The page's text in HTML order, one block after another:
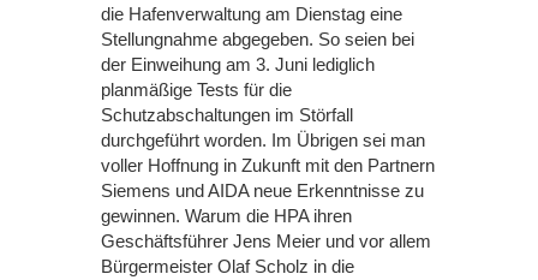
die Hafenverwaltung am Dienstag eine
Stellungnahme abgegeben. So seien bei
der Einweihung am 3. Juni lediglich
planmäßige Tests für die
Schutzabschaltungen im Störfall
durchgeführt worden. Im Übrigen sei man
voller Hoffnung in Zukunft mit den Partnern
Siemens und AIDA neue Erkenntnisse zu
gewinnen. Warum die HPA ihren
Geschäftsführer Jens Meier und vor allem
Bürgermeister Olaf Scholz in die